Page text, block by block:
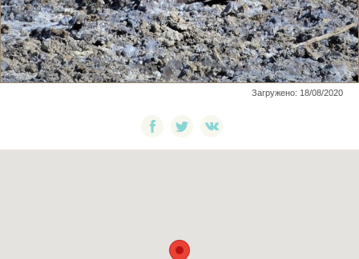
Загружено: 18/08/2020